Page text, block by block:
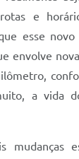
e
esse
envolve
a vida
mudanças